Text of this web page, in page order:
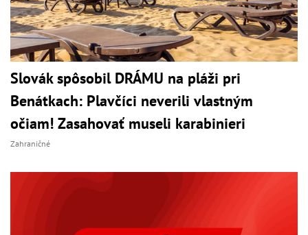
Slovák spôsobil DRÁMU na pláži pri
Benátkach: Plavčíci neverili vlastným
očiam! Zasahovať museli karabinieri
Zahraničné